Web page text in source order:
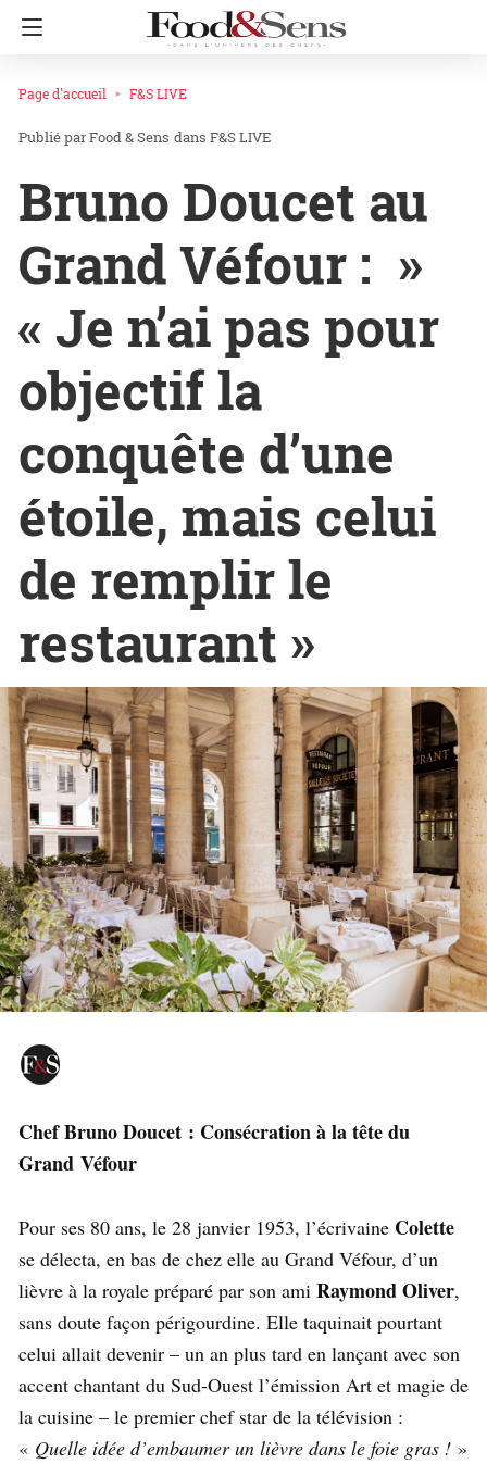
Page d'accueil F&S LIVE
Food & Sens dans F&S LIVE
Bruno Doucet au
Grand Véfour : »
« Je n’ai pas pour
objectif la
conquête d’une
étoile, mais celui
de remplir le
restaurant »
Chef Bruno Doucet : Consécration à la tête du
Grand Véfour
Pour ses 80 ans, le 28 janvier 1953, l’écrivaine Colette
se délecta, en bas de chez elle au Grand Véfour, d’un
lièvre à la royale préparé par son ami Raymond Oliver,
sans doute façon périgourdine. Elle taquinait pourtant
celui allait devenir – un an plus tard en lançant avec son
accent chantant du Sud-Ouest l’émission Art et magie de
la cuisine – le premier chef star de la télévision :
« Quelle idée d’embaumer un lièvre dans le foie gras ! »